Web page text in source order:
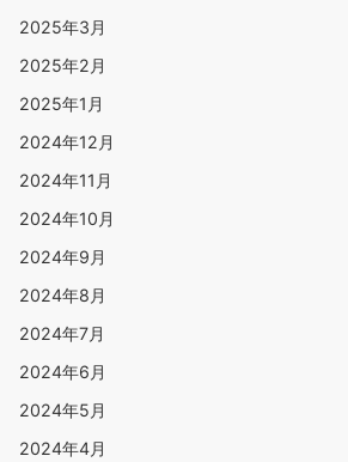
2025年3月
2025年2月
2025年1月
2024年12月
2024年11月
2024年10月
2024年9月
2024年8月
2024年7月
2024年6月
2024年5月
2024年4月